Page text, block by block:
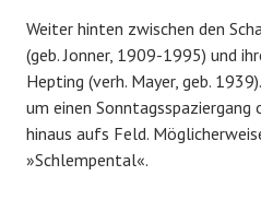
Weiter hinten zwischen den
(geb. Jonner, 1909-1995) und
Hepting (verh. Mayer, geb.
um einen Sonntagsspaziergang
hinaus aufs Feld.
»Schlempental«.